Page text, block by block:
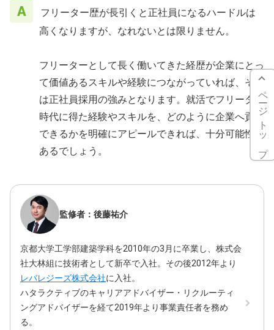
フリーター歴が長引くと正社員になるハードルは
高くなりますが、なれないとは限りません。
フリーターとして長く働いてきた経歴が企業にとっ
て価値あるスキルや経験につながっていれば、それ
は正社員採用の強みとなります。就活でフリーター
時代に得た経験やスキルを、どのように企業へ貢献
できるかを明確にアピールできれば、十分可能性は
あるでしょう。
監修者：後藤祐介
京都大学工学部建築学科を2010年の3月に卒業し、株式会
社大林組に技術者として新卒で入社。その後2012年より
レバレジーズ株式会社に入社。
ハタラクティブのキャリアアドバイザー・リクルーティ
ングアドバイザーを経て2019年より事業責任者を務め
る。
ページトップ